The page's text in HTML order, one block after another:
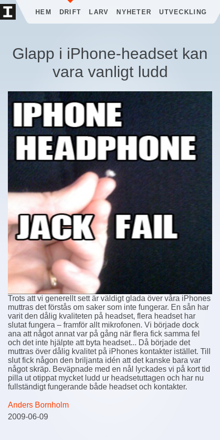
HEM DRIFT LARV NYHETER UTVECKLING
Glapp i iPhone-headset kan
vara vanligt ludd
Trots att vi generellt sett är väldigt glada över våra iPhones
muttras det förstås om saker som inte fungerar. En sån har
varit den dålig kvaliteten på headset, flera headset har
slutat fungera – framför allt mikrofonen. Vi började dock
ana att något annat var på gång när flera fick samma fel
och det inte hjälpte att byta headset... Då började det
muttras över dålig kvalitet på iPhones kontakter istället. Till
slut fick någon den briljanta idén att det kanske bara var
något skräp. Beväpnade med en nål lyckades vi på kort tid
pilla ut otippat mycket ludd ur headsetuttagen och har nu
fullständigt fungerande både headset och kontakter.
Anders Bornholm
2009-06-09